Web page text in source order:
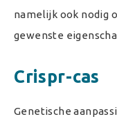
namelijk ook nodig
gewenste
Crispr-cas
Genetische